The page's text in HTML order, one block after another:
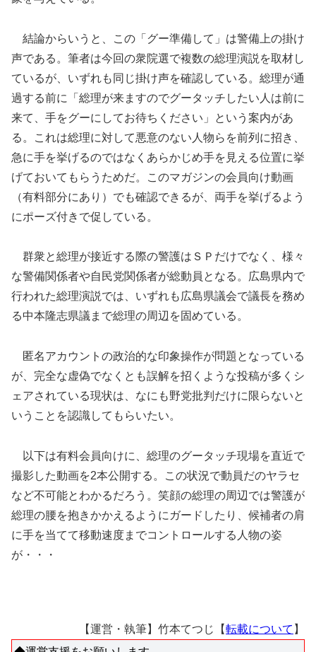
結論からいうと、この「グー準備して」は警備上の掛け
声である。筆者は今回の衆院選で複数の総理演説を取材し
ているが、いずれも同じ掛け声を確認している。総理が通
過する前に「総理が来ますのでグータッチしたい人は前に
来て、手をグーにしてお待ちください」という案内があ
る。これは総理に対して悪意のない人物らを前列に招き、
急に手を挙げるのではなくあらかじめ手を見える位置に挙
げておいてもらうためだ。このマガジンの会員向け動画
（有料部分にあり）でも確認できるが、両手を挙げるよう
にポーズ付きで促している。
群衆と総理が接近する際の警護はＳＰだけでなく、様々
な警備関係者や自民党関係者が総動員となる。広島県内で
行われた総理演説では、いずれも広島県議会で議長を務め
る中本隆志県議まで総理の周辺を固めている。
匿名アカウントの政治的な印象操作が問題となっている
が、完全な虚偽でなくとも誤解を招くような投稿が多くシ
ェアされている現状は、なにも野党批判だけに限らないと
いうことを認識してもらいたい。
以下は有料会員向けに、総理のグータッチ現場を直近で
撮影した動画を2本公開する。この状況で動員だのヤラセ
など不可能とわかるだろう。笑顔の総理の周辺では警護が
総理の腰を抱きかかえるようにガードしたり、候補者の肩
に手を当てて移動速度までコントロールする人物の姿
が・・・
【運営・執筆】竹本てつじ【転載について 】